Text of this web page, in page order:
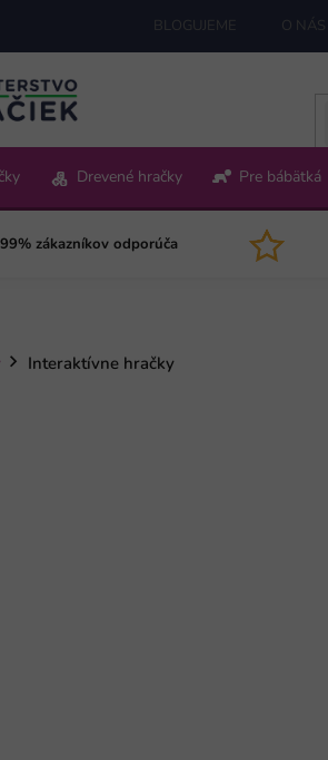
BLOGUJEME O NÁS
Drevené hračky Pre bábätká
99% zákazníkov odporúča
Interaktívne hračky